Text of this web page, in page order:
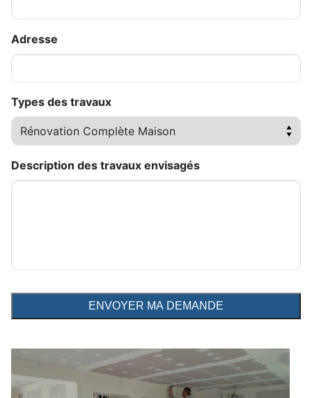
Adresse
Types des travaux
Description des travaux envisagés